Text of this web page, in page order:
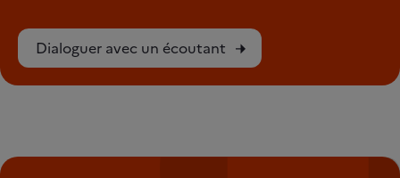
Dialoguer avec un écoutant